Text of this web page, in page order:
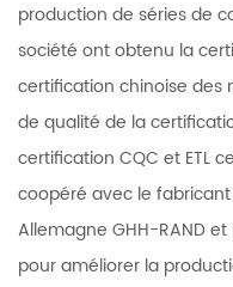
production de séries de
société ont obtenu la
certification chinoise des
de qualité de la
certification CQC et ETL
coopéré avec le
Allemagne GHH-RAND et
pour améliorer la